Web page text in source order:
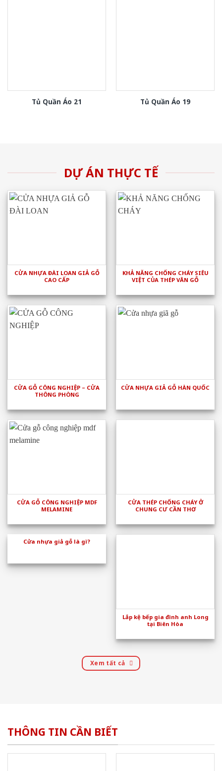
Tủ Quần Áo 21 Tủ Quần Áo 19
DỰ ÁN THỰC TẾ
CỬA NHỰA ĐÀI LOAN GIẢ GỖ
CAO CẤP
KHẢ NĂNG CHỐNG CHÁY SIÊU
VIỆT CỦA THÉP VÂN GỖ
CỬA GỖ CÔNG NGHIỆP – CỬA
THÔNG PHÒNG
CỬA NHỰA GIẢ GỖ HÀN QUỐC
CỬA GỖ CÔNG NGHIỆP MDF
MELAMINE
CỬA THÉP CHỐNG CHÁY Ở
CHUNG CƯ CẦN THƠ
Cửa nhựa giả gỗ là gì?
Lắp kệ bếp gia đình anh Long
tại Biên Hòa
Xem tất cả
THÔNG TIN CẦN BIẾT